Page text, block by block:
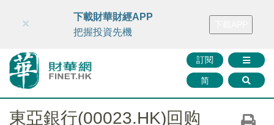
財華智庫網 FINTV FINMETA 財華證券 媒體矩陣
訂閱
简
×
下載財華財經APP
把握投資先機
東亞銀行(00023.HK)回购